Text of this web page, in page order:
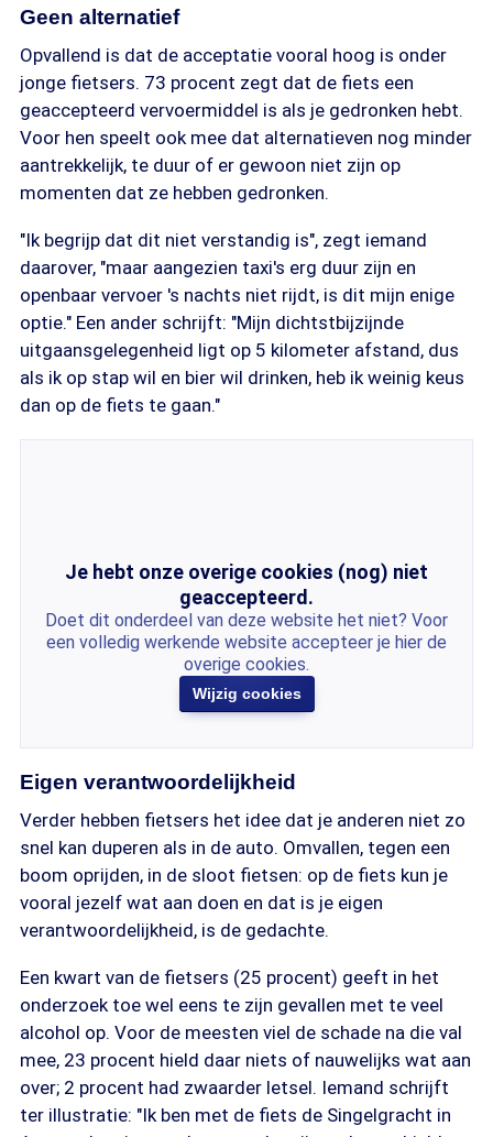
Geen alternatief
Opvallend is dat de acceptatie vooral hoog is onder
jonge fietsers. 73 procent zegt dat de fiets een
geaccepteerd vervoermiddel is als je gedronken hebt.
Voor hen speelt ook mee dat alternatieven nog minder
aantrekkelijk, te duur of er gewoon niet zijn op
momenten dat ze hebben gedronken.
"Ik begrijp dat dit niet verstandig is", zegt iemand
daarover, "maar aangezien taxi's erg duur zijn en
openbaar vervoer 's nachts niet rijdt, is dit mijn enige
optie." Een ander schrijft: "Mijn dichtstbijzijnde
uitgaansgelegenheid ligt op 5 kilometer afstand, dus
als ik op stap wil en bier wil drinken, heb ik weinig keus
dan op de fiets te gaan."
Je hebt onze overige cookies (nog) niet
geaccepteerd.
Doet dit onderdeel van deze website het niet? Voor
een volledig werkende website accepteer je hier de
overige cookies.
Wijzig cookies
Eigen verantwoordelijkheid
Verder hebben fietsers het idee dat je anderen niet zo
snel kan duperen als in de auto. Omvallen, tegen een
boom oprijden, in de sloot fietsen: op de fiets kun je
vooral jezelf wat aan doen en dat is je eigen
verantwoordelijkheid, is de gedachte.
Een kwart van de fietsers (25 procent) geeft in het
onderzoek toe wel eens te zijn gevallen met te veel
alcohol op. Voor de meesten viel de schade na die val
mee, 23 procent hield daar niets of nauwelijks wat aan
over; 2 procent had zwaarder letsel. Iemand schrijft
ter illustratie: "Ik ben met de fiets de Singelgracht in